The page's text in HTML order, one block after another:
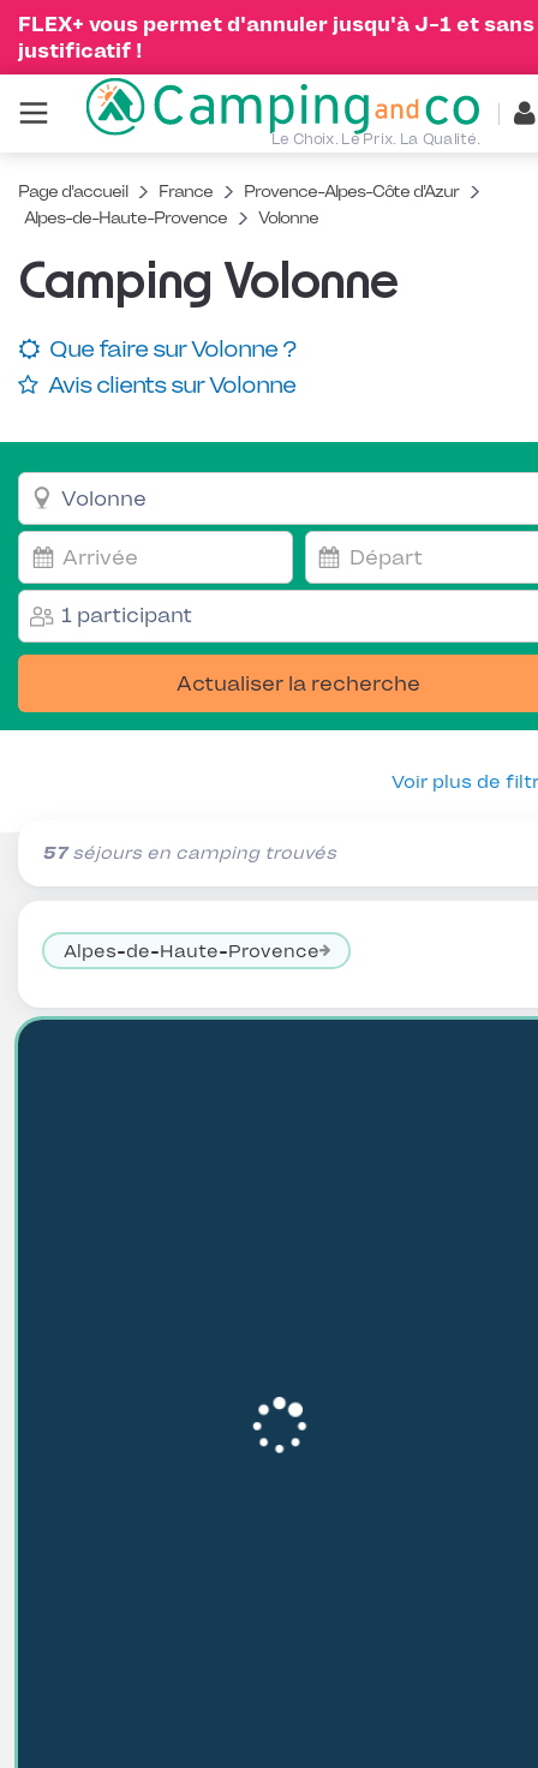
FLEX+ vous permet d'annuler jusqu'à J-1 et sans
justificatif !
Le Choix. Le Prix. La Qualité.
Page d'accueil France
Provence-Alpes-Côte d'Azur
Alpes-de-Haute-Provence
Volonne
Camping Volonne
Que faire sur Volonne ?
Avis clients sur Volonne
1 participant
Actualiser la recherche
Voir plus de
57séjours en camping trouvés
Alpes-de-Haute-Provence